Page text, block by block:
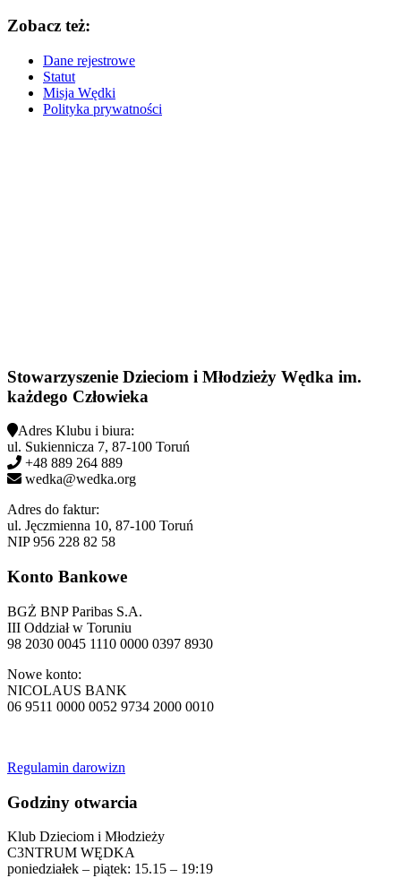
Zobacz też:
Dane rejestrowe
Statut
Misja Wędki
Polityka prywatności
Stowarzyszenie Dzieciom i Młodzieży Wędka im.
każdego Człowieka
Adres Klubu i biura:
ul. Sukiennicza 7, 87-100 Toruń
+48 889 264 889
wedka@wedka.org
Adres do faktur:
ul. Jęczmienna 10, 87-100 Toruń
NIP 956 228 82 58
Konto Bankowe
BGŻ BNP Paribas S.A.
III Oddział w Toruniu
98 2030 0045 1110 0000 0397 8930
Nowe konto:
NICOLAUS BANK
06 9511 0000 0052 9734 2000 0010
Regulamin darowizn
Godziny otwarcia
Klub Dzieciom i Młodzieży
C3NTRUM WĘDKA
poniedziałek – piątek: 15.15 – 19:19